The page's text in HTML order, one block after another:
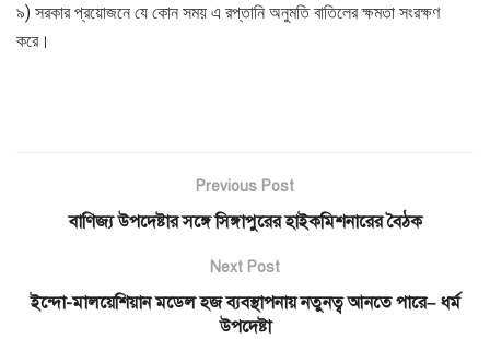
৯) সরকার প্রয়োজনে যে কোন সময় এ রপ্তানি অনুমতি বাতিলের ক্ষমতা সংরক্ষণ
করে।
Previous Post
বাণিজ্য উপদেষ্টার সঙ্গে সিঙ্গাপুরের হাইকমিশনারের বৈঠক
Next Post
ইন্দো-মালয়েশিয়ান মডেল হজ ব্যবস্থাপনায় নতুনত্ব আনতে পারে– ধর্ম
উপদেষ্টা